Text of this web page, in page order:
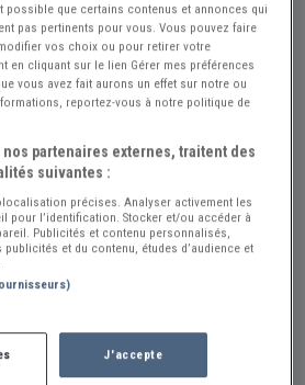
350-450 SL
MERCEDES 45...
PRO
(10130) Voir sur la carte
possible que certains contenus et annonces qui
pas pertinents pour vous. Vous pouvez faire
vos choix ou pour retirer votre
en cliquant sur le lien Gérer mes préférences
vous avez fait aurons un effet sur notre ou
reportez-vous à notre politique de
partenaires externes, traitent des
suivantes :
précises. Analyser activement les
pour l’identification. Stocker et/ou accéder à
Publicités et contenu personnalisés,
et du contenu, études d’audience et
J'accepte